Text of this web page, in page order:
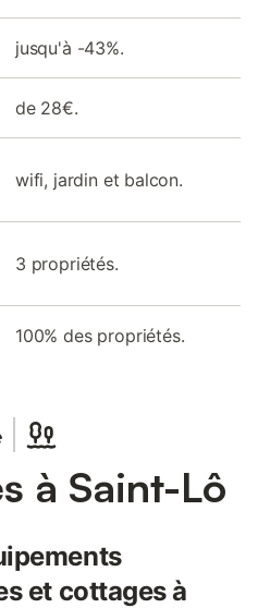
jusqu'à -43%.
de 28€.
wifi, jardin et balcon.
3 propriétés.
100% des propriétés.
à Saint-Lô
et cottages à